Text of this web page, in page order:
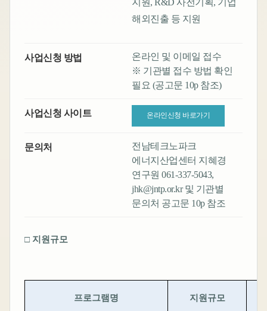
지원, R&D 사전기획, 기업
해외진출 등 지원
사업신청 방법
온라인 및 이메일 접수
※ 기관별 접수 방법 확인
필요 (공고문 10p 참조)
사업신청 사이트 온라인신청 바로가기
문의처
전남테크노파크
에너지산업센터 지혜경
연구원 061-337-5043,
jhk@jntp.or.kr 및 기관별
문의처 공고문 10p 참조
□ 지원규모
프로그램명 지원규모